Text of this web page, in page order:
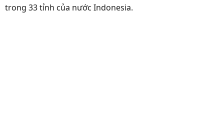
trong 33 tỉnh của nước Indonesia.